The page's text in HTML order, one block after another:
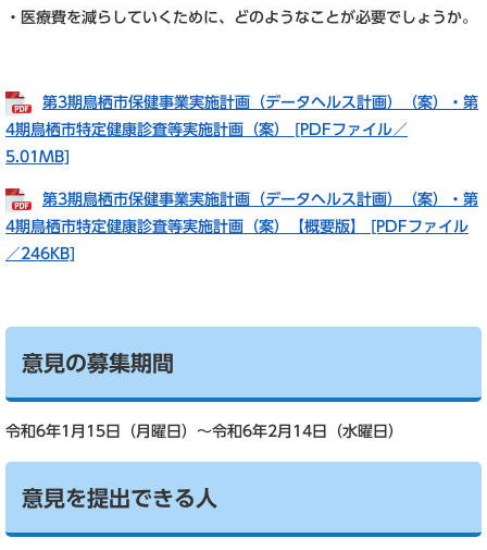
・医療費を減らしていくために、どのようなことが必要でしょうか。
第3期鳥栖市保健事業実施計画（データヘルス計画）（案）・第
4期鳥栖市特定健康診査等実施計画（案） [PDFファイル／
5.01MB]
第3期鳥栖市保健事業実施計画（データヘルス計画）（案）・第
4期鳥栖市特定健康診査等実施計画（案）【概要版】 [PDFファイル
／246KB]
意見の募集期間
令和6年1月15日（月曜日）～令和6年2月14日（水曜日）
意見を提出できる人